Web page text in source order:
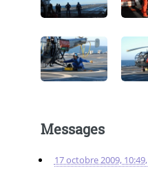
Messages
17 octobre 2009, 10:49,